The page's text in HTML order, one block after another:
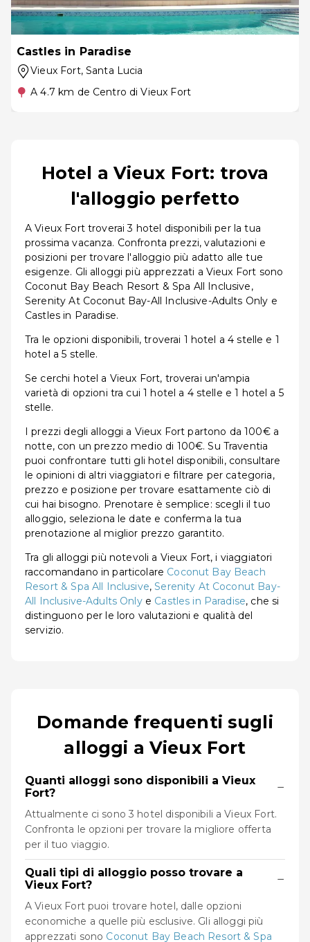
Castles in Paradise
Vieux Fort, Santa Lucia
A 4.7 km de Centro di Vieux Fort
Hotel a Vieux Fort: trova
l'alloggio perfetto
A Vieux Fort troverai 3 hotel disponibili per la tua
prossima vacanza. Confronta prezzi, valutazioni e
posizioni per trovare l'alloggio più adatto alle tue
esigenze. Gli alloggi più apprezzati a Vieux Fort sono
Coconut Bay Beach Resort & Spa All Inclusive,
Serenity At Coconut Bay-All Inclusive-Adults Only e
Castles in Paradise.
Tra le opzioni disponibili, troverai 1 hotel a 4 stelle e 1
hotel a 5 stelle.
Se cerchi hotel a Vieux Fort, troverai un'ampia
varietà di opzioni tra cui 1 hotel a 4 stelle e 1 hotel a 5
stelle.
I prezzi degli alloggi a Vieux Fort partono da 100€ a
notte, con un prezzo medio di 100€. Su Traventia
puoi confrontare tutti gli hotel disponibili, consultare
le opinioni di altri viaggiatori e filtrare per categoria,
prezzo e posizione per trovare esattamente ciò di
cui hai bisogno. Prenotare è semplice: scegli il tuo
alloggio, seleziona le date e conferma la tua
prenotazione al miglior prezzo garantito.
Tra gli alloggi più notevoli a Vieux Fort, i viaggiatori
raccomandano in particolare Coconut Bay Beach
Resort & Spa All Inclusive,Serenity At Coconut Bay-
All Inclusive-Adults Onlye Castles in Paradise, che si
distinguono per le loro valutazioni e qualità del
servizio.
Domande frequenti sugli
alloggi a Vieux Fort
Quanti alloggi sono disponibili a Vieux
Fort?
−
Attualmente ci sono 3 hotel disponibili a Vieux Fort.
Confronta le opzioni per trovare la migliore offerta
per il tuo viaggio.
Quali tipi di alloggio posso trovare a
Vieux Fort?
−
A Vieux Fort puoi trovare hotel, dalle opzioni
economiche a quelle più esclusive. Gli alloggi più
apprezzati sono Coconut Bay Beach Resort & Spa